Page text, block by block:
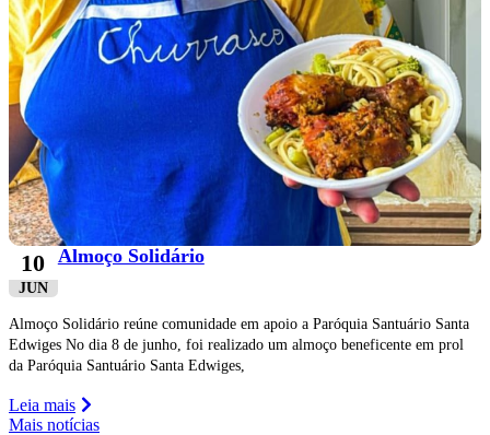
10
JUN
Almoço Solidário
Almoço Solidário reúne comunidade em apoio a Paróquia Santuário Santa
Edwiges No dia 8 de junho, foi realizado um almoço beneficente em prol
da Paróquia Santuário Santa Edwiges,
Leia mais
Mais notícias